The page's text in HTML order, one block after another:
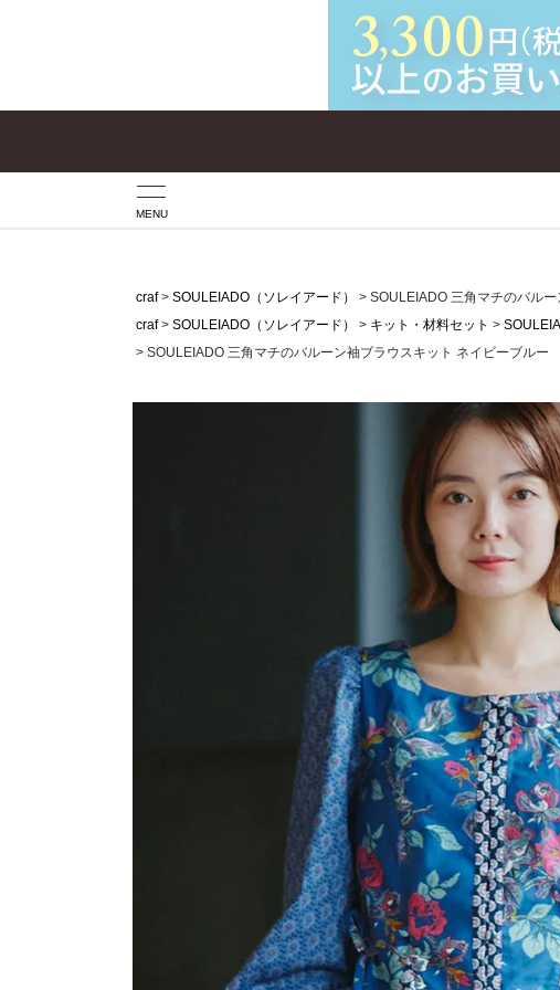
MENU
craf SOULEIADO（ソレイアード）
SOULEIADO 三角マチのバル
craf
SOULEIADO（ソレイアード） キット・材料セット
SOULEIADO 三角マチのバルーン袖ブラウスキット ネイビーブルー